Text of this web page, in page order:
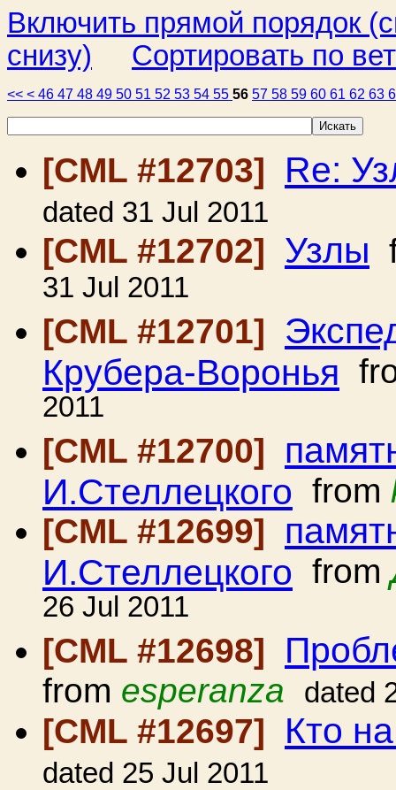
Включить прямой порядок
снизу)
Сортировать по
<< < 46 47 48 49 50 51 52 53 54 55 56 57 58 59 60 61 62 63
[CML #12703] Re:
dated 31 Jul 2011
[CML #12702] Узлы
31 Jul 2011
[CML #12701]
Крубера-Воронья
2011
[CML #12700]
И.Стеллецкого from
[CML #12699]
И.Стеллецкого from
26 Jul 2011
[CML #12698]
from esperanza dated
[CML #12697] Кто
dated 25 Jul 2011